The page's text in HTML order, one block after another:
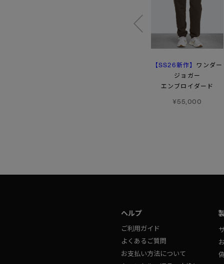
【SS26新作】
ワンダー
ジョガー
エンブロイダード
¥55,000
ヘルプ
ご利用ガイド
よくあるご質問
お支払い方法について